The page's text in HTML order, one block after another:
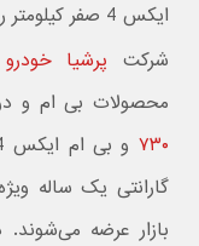
ایکس 4 صفر کیلومتر را در آبان 1401 به بازار عرضه می‌کند.
شرکت پرشیا خودرو
محصولات بی ام و
۷۳۰
بازار عرضه